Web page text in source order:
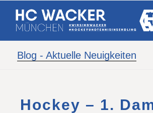
Blog - Aktuelle Neuigkeiten
Hockey – 1.